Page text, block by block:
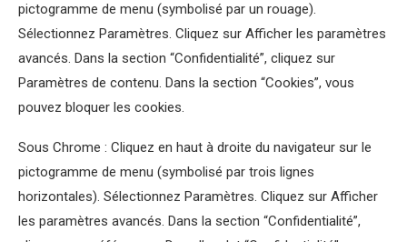
pictogramme de menu (symbolisé par un rouage).
Sélectionnez Paramètres. Cliquez sur Afficher les paramètres
avancés. Dans la section “Confidentialité”, cliquez sur
Paramètres de contenu. Dans la section “Cookies”, vous
pouvez bloquer les cookies.
Sous Chrome : Cliquez en haut à droite du navigateur sur le
pictogramme de menu (symbolisé par trois lignes
horizontales). Sélectionnez Paramètres. Cliquez sur Afficher
les paramètres avancés. Dans la section “Confidentialité”,